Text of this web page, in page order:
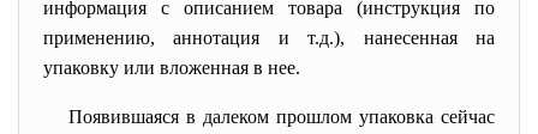
информация с описанием товара (инструкция по
применению, аннотация и т.д.), нанесенная на
упаковку или вложенная в нее.
Появившаяся в далеком прошлом упаковка сейчас